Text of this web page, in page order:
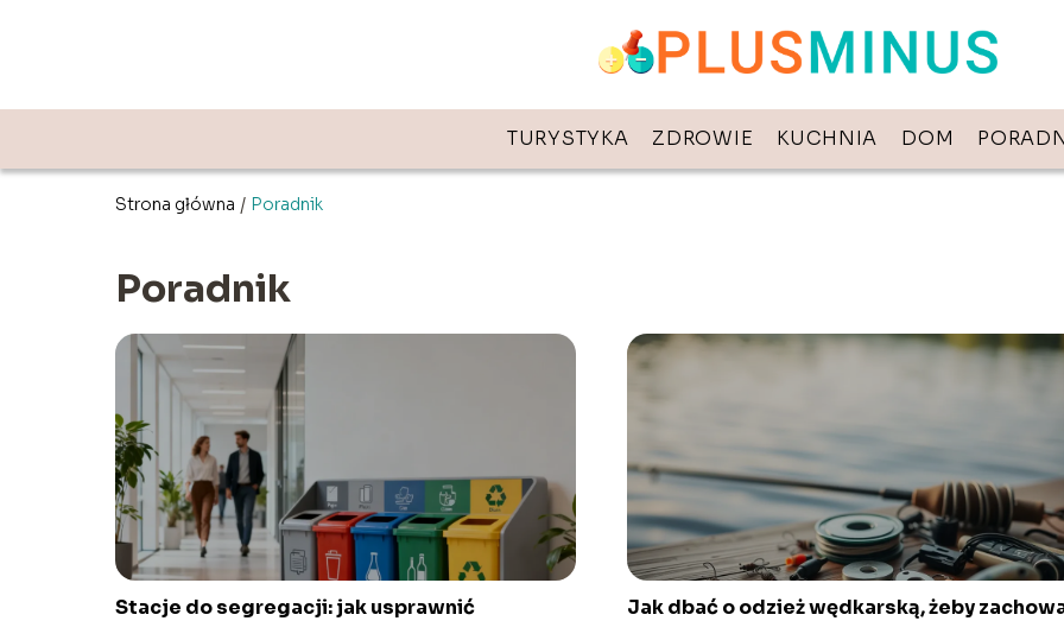
TURYSTYKA ZDROWIE KUCHNIA DOM
Strona główna / Poradnik
Poradnik
Stacje do segregacji: jak usprawnić
Jak dbać o odzież wędkarską, żeby